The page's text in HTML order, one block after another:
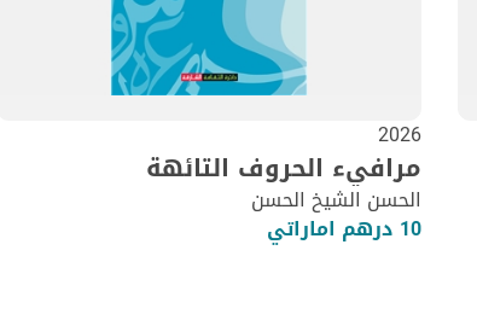
2026
مرافيء الحروف التائهة
الحسن الشيخ الحسن
10 درهم اماراتي